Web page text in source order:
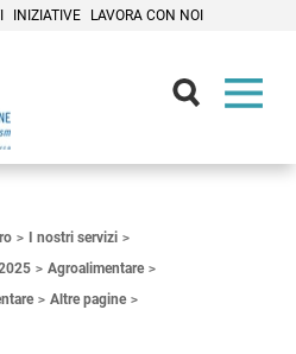
INIZIATIVE LAVORA CON NOI
I nostri servizi
Agroalimentare
Altre pagine